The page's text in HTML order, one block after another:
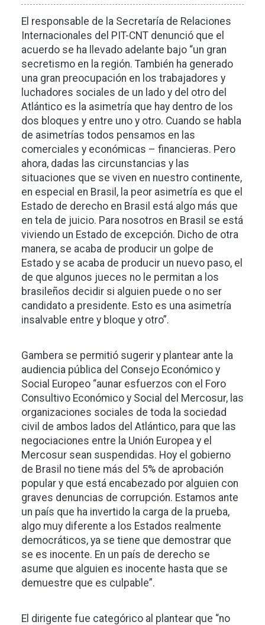
El responsable de la Secretaría de Relaciones
Internacionales del PIT-CNT denunció que el
acuerdo se ha llevado adelante bajo “un gran
secretismo en la región. También ha generado
una gran preocupación en los trabajadores y
luchadores sociales de un lado y del otro del
Atlántico es la asimetría que hay dentro de los
dos bloques y entre uno y otro. Cuando se habla
de asimetrías todos pensamos en las
comerciales y económicas – financieras. Pero
ahora, dadas las circunstancias y las
situaciones que se viven en nuestro continente,
en especial en Brasil, la peor asimetría es que el
Estado de derecho en Brasil está algo más que
en tela de juicio. Para nosotros en Brasil se está
viviendo un Estado de excepción. Dicho de otra
manera, se acaba de producir un golpe de
Estado y se acaba de producir un nuevo paso, el
de que algunos jueces no le permitan a los
brasileños decidir si alguien puede o no ser
candidato a presidente. Esto es una asimetría
insalvable entre y bloque y otro”.
Gambera se permitió sugerir y plantear ante la
audiencia pública del Consejo Económico y
Social Europeo “aunar esfuerzos con el Foro
Consultivo Económico y Social del Mercosur, las
organizaciones sociales de toda la sociedad
civil de ambos lados del Atlántico, para que las
negociaciones entre la Unión Europea y el
Mercosur sean suspendidas. Hoy el gobierno
de Brasil no tiene más del 5% de aprobación
popular y que está encabezado por alguien con
graves denuncias de corrupción. Estamos ante
un país que ha invertido la carga de la prueba,
algo muy diferente a los Estados realmente
democráticos, ya se tiene que demostrar que
se es inocente. En un país de derecho se
asume que alguien es inocente hasta que se
demuestre que es culpable”.
El dirigente fue categórico al plantear que “no